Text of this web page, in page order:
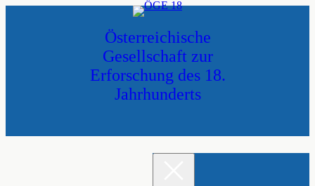
Österreichische
Gesellschaft zur
Erforschung des 18.
Jahrhunderts